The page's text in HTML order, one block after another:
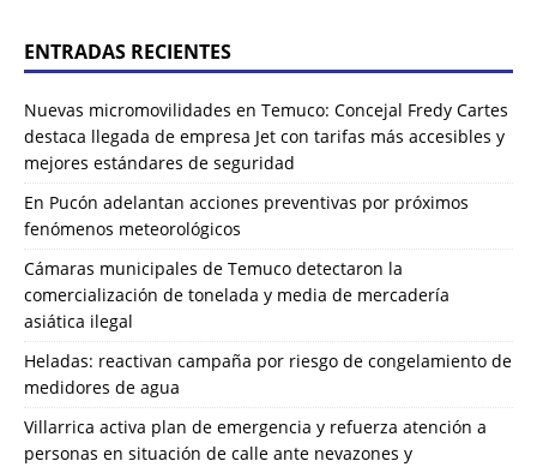
ENTRADAS RECIENTES
Nuevas micromovilidades en Temuco: Concejal Fredy Cartes
destaca llegada de empresa Jet con tarifas más accesibles y
mejores estándares de seguridad
En Pucón adelantan acciones preventivas por próximos
fenómenos meteorológicos
Cámaras municipales de Temuco detectaron la
comercialización de tonelada y media de mercadería
asiática ilegal
Heladas: reactivan campaña por riesgo de congelamiento de
medidores de agua
Villarrica activa plan de emergencia y refuerza atención a
personas en situación de calle ante nevazones y